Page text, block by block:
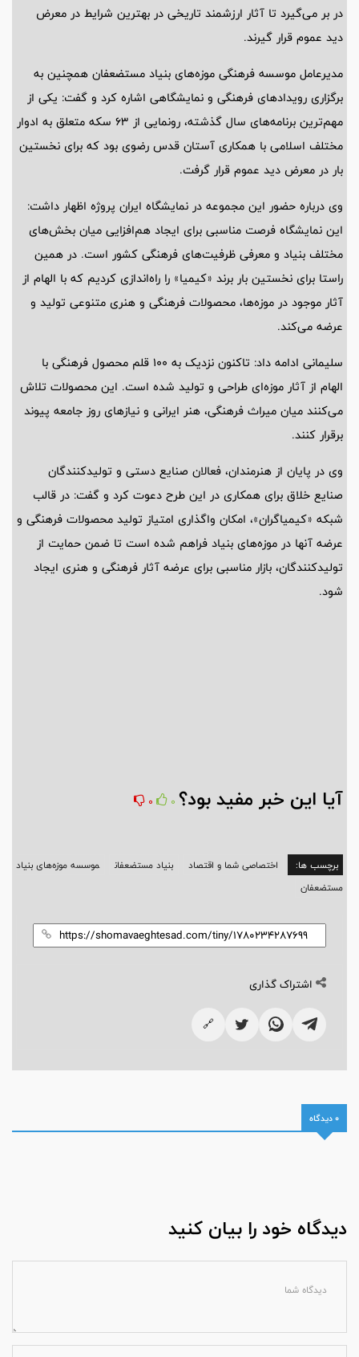
در بر می‌گیرد تا آثار ارزشمند تاریخی در بهترین شرایط در معرض
دید عموم قرار گیرند.
مدیرعامل موسسه فرهنگی موزه‌های بنیاد مستضعفان همچنین به
برگزاری رویدادهای فرهنگی و نمایشگاهی اشاره کرد و گفت: یکی از
مهم‌ترین برنامه‌های سال گذشته، رونمایی از 63 سکه متعلق به ادوار
مختلف اسلامی با همکاری آستان قدس رضوی بود که برای نخستین
بار در معرض دید عموم قرار گرفت.
وی درباره حضور این مجموعه در نمایشگاه ایران پروژه اظهار داشت:
این نمایشگاه فرصت مناسبی برای ایجاد هم‌افزایی میان بخش‌های
مختلف بنیاد و معرفی ظرفیت‌های فرهنگی کشور است. در همین
راستا برای نخستین بار برند «کیمیا» را راه‌اندازی کردیم که با الهام از
آثار موجود در موزه‌ها، محصولات فرهنگی و هنری متنوعی تولید و
عرضه می‌کند.
سلیمانی ادامه داد: تاکنون نزدیک به 100 قلم محصول فرهنگی با
الهام از آثار موزه‌ای طراحی و تولید شده است. این محصولات تلاش
می‌کنند میان میراث فرهنگی، هنر ایرانی و نیازهای روز جامعه پیوند
برقرار کنند.
وی در پایان از هنرمندان، فعالان صنایع دستی و تولیدکنندگان
صنایع خلاق برای همکاری در این طرح دعوت کرد و گفت: در قالب
شبکه «کیمیاگران»، امکان واگذاری امتیاز تولید محصولات فرهنگی و
عرضه آنها در موزه‌های بنیاد فراهم شده است تا ضمن حمایت از
تولیدکنندگان، بازار مناسبی برای عرضه آثار فرهنگی و هنری ایجاد
شود.
آیا این خبر مفید بود؟ 0
0
برچسب ها: اختصاصی شما و اقتصاد بنیاد مستضعفان
موسسه موزه‌های بنیاد
مستضعفان
اشتراک گذاری
🔗
0 دیدگاه
دیدگاه خود را بیان کنید